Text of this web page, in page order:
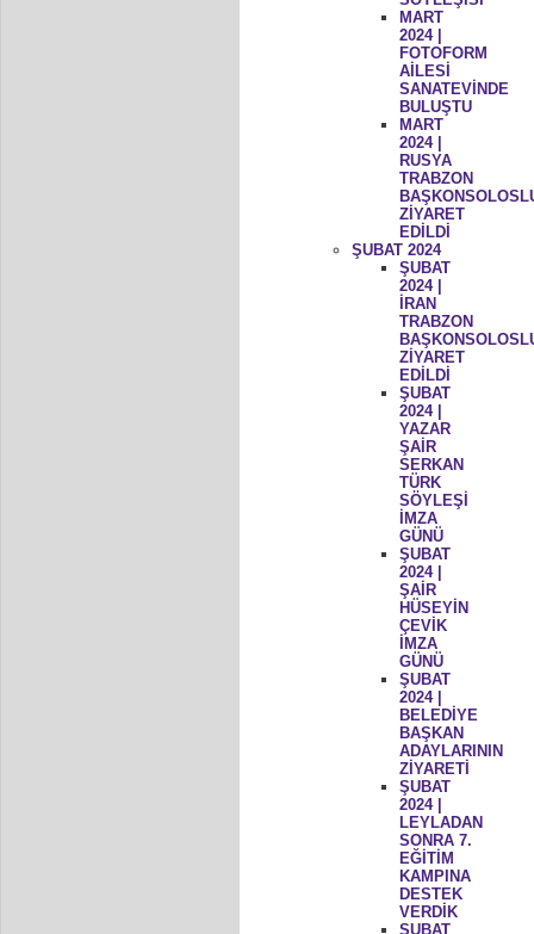
MART
2024 |
FOTOFORM
AİLESİ
SANATEVİNDE
BULUŞTU
MART
2024 |
RUSYA
TRABZON
ZİYARET
EDİLDİ
ŞUBAT 2024
ŞUBAT
2024 |
İRAN
TRABZON
ZİYARET
EDİLDİ
ŞUBAT
2024 |
YAZAR
ŞAİR
SERKAN
TÜRK
SÖYLEŞİ
İMZA
GÜNÜ
ŞUBAT
2024 |
ŞAİR
HÜSEYİN
ÇEVİK
İMZA
GÜNÜ
ŞUBAT
2024 |
BELEDİYE
BAŞKAN
ADAYLARININ
ZİYARETİ
ŞUBAT
2024 |
LEYLADAN
SONRA 7.
EĞİTİM
KAMPINA
DESTEK
VERDİK
ŞUBAT